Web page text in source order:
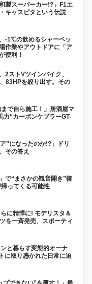
製スーパーカー!?」F1エ
キャスピタという伝説
-1℃の飲めるシャーベッ
作業やアウトドアに「ア
便利！
2ストVツインバイク、
83HPを絞り出す。その
で自ら施工！」居酒屋マ
力“カーボンケブラーGT-
”になったのか!?」ドリ
その答え
で“まさかの観音開き”復
ってくる可能性
に精悍に! モデリスタ＆
を一斉発売、スポーティ
と暮らす変態的オーナ
に取り憑かれた日常に迫